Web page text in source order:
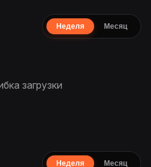
Неделя Месяц
загрузки
Неделя Месяц